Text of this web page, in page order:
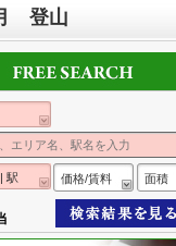
登山
駅 価格/賃料 面積